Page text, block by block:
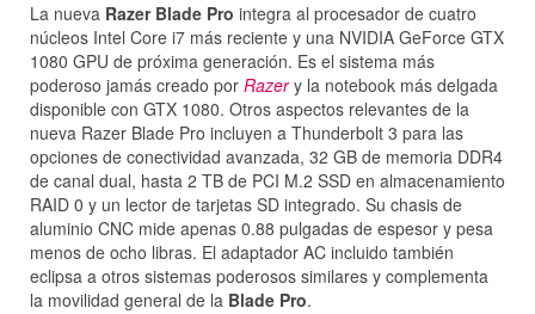
La nueva Razer Blade Pro integra al procesador de cuatro
núcleos Intel Core i7 más reciente y una NVIDIA GeForce GTX
1080 GPU de próxima generación. Es el sistema más
poderoso jamás creado por Razery la notebook más delgada
disponible con GTX 1080. Otros aspectos relevantes de la
nueva Razer Blade Pro incluyen a Thunderbolt 3 para las
opciones de conectividad avanzada, 32 GB de memoria DDR4
de canal dual, hasta 2 TB de PCI M.2 SSD en almacenamiento
RAID 0 y un lector de tarjetas SD integrado. Su chasis de
aluminio CNC mide apenas 0.88 pulgadas de espesor y pesa
menos de ocho libras. El adaptador AC incluido también
eclipsa a otros sistemas poderosos similares y complementa
la movilidad general de la Blade Pro.